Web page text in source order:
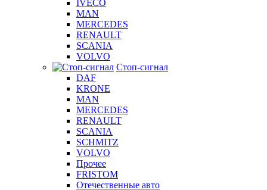
IVECO
MAN
MERCEDES
RENAULT
SCANIA
VOLVO
Стоп-сигнал
DAF
KRONE
MAN
MERCEDES
RENAULT
SCANIA
SCHMITZ
VOLVO
Прочее
FRISTOM
Отечественные авто